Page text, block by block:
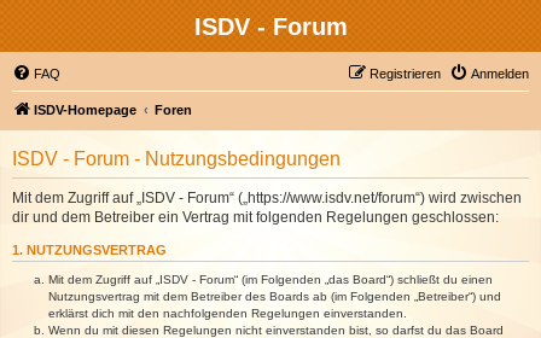
ISDV - Forum
FAQ Anmelden
Registrieren
ISDV-Homepage Foren
ISDV - Forum - Nutzungsbedingungen
Mit dem Zugriff auf „ISDV - Forum“ („https://www.isdv.net/forum“) wird zwischen
dir und dem Betreiber ein Vertrag mit folgenden Regelungen geschlossen:
1. NUTZUNGSVERTRAG
Mit dem Zugriff auf „ISDV - Forum“ (im Folgenden „das Board“) schließt du einen
Nutzungsvertrag mit dem Betreiber des Boards ab (im Folgenden „Betreiber“) und
erklärst dich mit den nachfolgenden Regelungen einverstanden.
Wenn du mit diesen Regelungen nicht einverstanden bist, so darfst du das Board